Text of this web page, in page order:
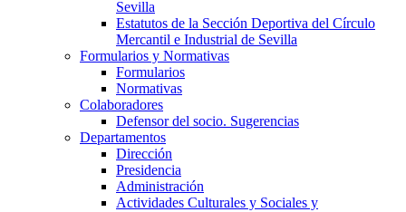
Sevilla
Estatutos de la Sección Deportiva del Círculo
Mercantil e Industrial de Sevilla
Formularios y Normativas
Formularios
Normativas
Colaboradores
Defensor del socio. Sugerencias
Departamentos
Dirección
Presidencia
Administración
Actividades Culturales y Sociales y